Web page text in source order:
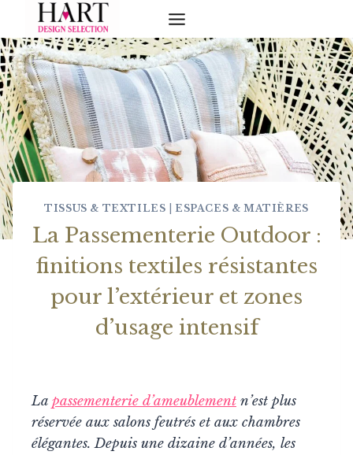
content
TISSUS & TEXTILES ESPACES & MATIÈRES
La Passementerie Outdoor :
finitions textiles résistantes
pour l’extérieur et zones
d’usage intensif
La passementerie d’ameublement n’est plus
réservée aux salons feutrés et aux chambres
élégantes. Depuis une dizaine d’années, les